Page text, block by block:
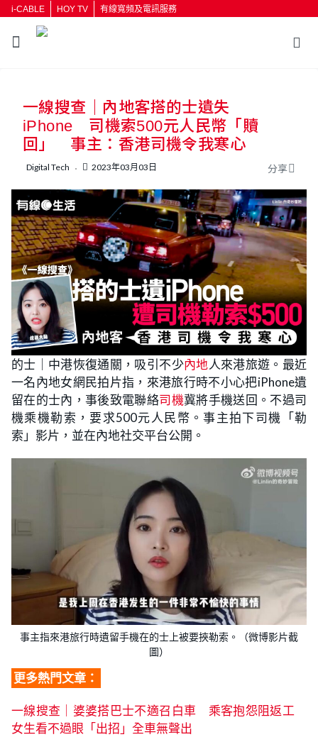
i-CABLE HOY TV 有線寬頻及電訊服務
按輸入鍵開始搜尋
一線搜查｜內地客搭的士遺失
iPhone 司機索500元人民幣「贖
回」 事主：香港司機令我寒心
Digital Tech 2023年03月03日 分享
的士｜中港恢復通關，吸引不少內地人來港旅遊。最近
一名內地女網民拍片指，來港旅行時不小心把iPhone遺
留在的士內，事後致電聯絡司機冀將手機送回。不過司
機乘機勒索，要求500元人民幣。事主拍下司機「勒
索」影片，並在內地社交平台公開。
事主指來港旅行時遺留手機在的士上被要挾勒索。（微博影片截
圖）
更多熱門文章：
一線搜查｜婆婆搭巴士不適召白車 乘客抱怨阻返工
女生看不過眼「出招」全車無聲出